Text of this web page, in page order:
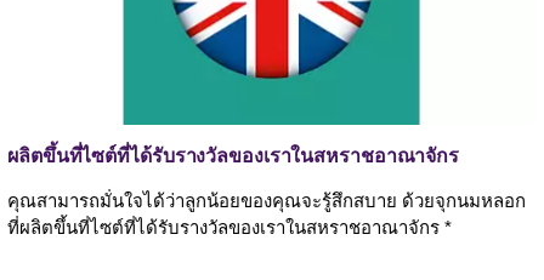
ผลิตขึ้นที่ไซต์ที่ได้รับรางวัลของเราในสหราชอาณาจักร
คุณสามารถมั่นใจได้ว่าลูกน้อยของคุณจะรู้สึกสบาย ด้วยจุกนมหลอก
ที่ผลิตขึ้นที่ไซต์ที่ได้รับรางวัลของเราในสหราชอาณาจักร *